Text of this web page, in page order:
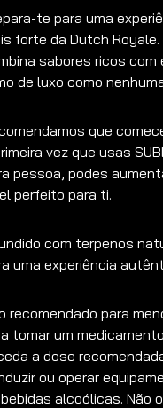
te para uma
forte da Dutch
sabores ricos
de luxo como
que
vez que usas
pessoa, podes
perfeito para ti.
com terpenos
uma experiência
recomendado para
tomar um
a dose
ou operar
alcoólicas. Não